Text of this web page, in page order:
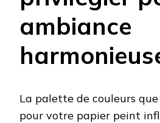
ambiance
La palette de couleurs que
pour votre papier peint